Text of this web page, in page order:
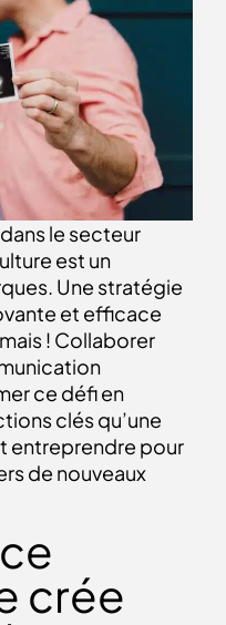
le secteur
est un
Une stratégie
et efficace
! Collaborer
ce défi en
clés qu’une
entreprendre pour
de nouveaux
crée